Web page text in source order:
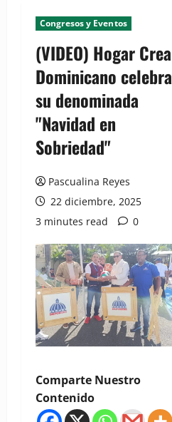
Congresos y Eventos
(VIDEO) Hogar Crea
Dominicano celebra
su denominada
"Navidad en
Sobriedad"
Pascualina Reyes
22 diciembre, 2025
3 minutes read
0
Comparte Nuestro
Contenido